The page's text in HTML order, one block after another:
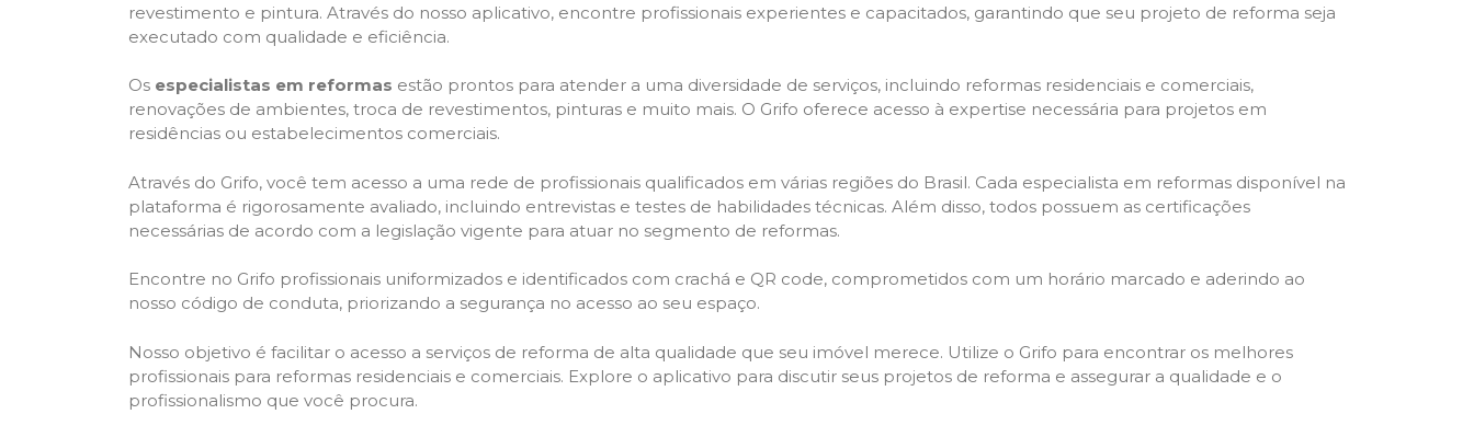
revestimento e pintura. Através do nosso aplicativo, encontre profissionais experientes e capacitados, garantindo que seu projeto de reforma seja
executado com qualidade e eficiência.
Os especialistas em reformas estão prontos para atender a uma diversidade de serviços, incluindo reformas residenciais e comerciais,
renovações de ambientes, troca de revestimentos, pinturas e muito mais. O Grifo oferece acesso à expertise necessária para projetos em
residências ou estabelecimentos comerciais.
Através do Grifo, você tem acesso a uma rede de profissionais qualificados em várias regiões do Brasil. Cada especialista em reformas disponível na
plataforma é rigorosamente avaliado, incluindo entrevistas e testes de habilidades técnicas. Além disso, todos possuem as certificações
necessárias de acordo com a legislação vigente para atuar no segmento de reformas.
Encontre no Grifo profissionais uniformizados e identificados com crachá e QR code, comprometidos com um horário marcado e aderindo ao
nosso código de conduta, priorizando a segurança no acesso ao seu espaço.
Nosso objetivo é facilitar o acesso a serviços de reforma de alta qualidade que seu imóvel merece. Utilize o Grifo para encontrar os melhores
profissionais para reformas residenciais e comerciais. Explore o aplicativo para discutir seus projetos de reforma e assegurar a qualidade e o
profissionalismo que você procura.